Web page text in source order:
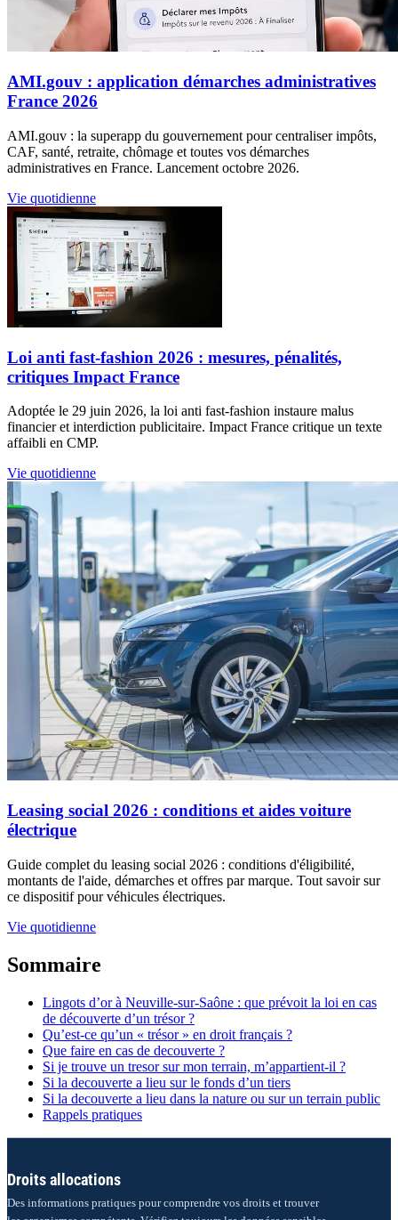
AMI.gouv : application démarches administratives
France 2026
AMI.gouv : la superapp du gouvernement pour centraliser impôts,
CAF, santé, retraite, chômage et toutes vos démarches
administratives en France. Lancement octobre 2026.
Vie quotidienne
Loi anti fast-fashion 2026 : mesures, pénalités,
critiques Impact France
Adoptée le 29 juin 2026, la loi anti fast-fashion instaure malus
financier et interdiction publicitaire. Impact France critique un texte
affaibli en CMP.
Vie quotidienne
Leasing social 2026 : conditions et aides voiture
électrique
Guide complet du leasing social 2026 : conditions d'éligibilité,
montants de l'aide, démarches et offres par marque. Tout savoir sur
ce dispositif pour véhicules électriques.
Vie quotidienne
Sommaire
Lingots d’or à Neuville-sur-Saône : que prévoit la loi en cas
de découverte d’un trésor ?
Qu’est-ce qu’un « trésor » en droit français ?
Que faire en cas de decouverte ?
Si je trouve un tresor sur mon terrain, m’appartient-il ?
Si la decouverte a lieu sur le fonds d’un tiers
Si la decouverte a lieu dans la nature ou sur un terrain public
Rappels pratiques
Droits allocations
Des informations pratiques pour comprendre vos droits et trouver